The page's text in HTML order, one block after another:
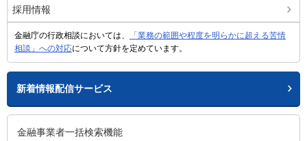
採用情報
金融庁の行政相談においては、
「業務の範囲や程度を明らかに超える苦情
相談」への対応について方針を定めています。
新着情報配信サービス
金融事業者一括検索機能